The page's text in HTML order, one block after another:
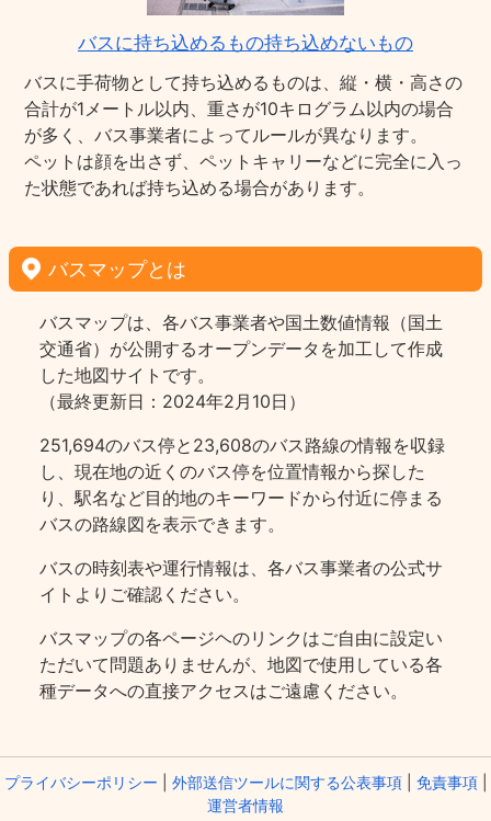
バスに持ち込めるもの持ち込めないもの
バスに手荷物として持ち込めるものは、縦・横・高さの
合計が1メートル以内、重さが10キログラム以内の場合
が多く、バス事業者によってルールが異なります。
ペットは顔を出さず、ペットキャリーなどに完全に入っ
た状態であれば持ち込める場合があります。
バスマップとは
バスマップは、各バス事業者や国土数値情報（国土
交通省）が公開するオープンデータを加工して作成
した地図サイトです。
（最終更新日：2024年2月10日）
251,694のバス停と23,608のバス路線の情報を収録
し、現在地の近くのバス停を位置情報から探した
り、駅名など目的地のキーワードから付近に停まる
バスの路線図を表示できます。
バスの時刻表や運行情報は、各バス事業者の公式サ
イトよりご確認ください。
バスマップの各ページヘのリンクはご自由に設定い
ただいて問題ありませんが、地図で使用している各
種データへの直接アクセスはご遠慮ください。
プライバシーポリシー 外部送信ツールに関する公表事項| 免責事項|
運営者情報